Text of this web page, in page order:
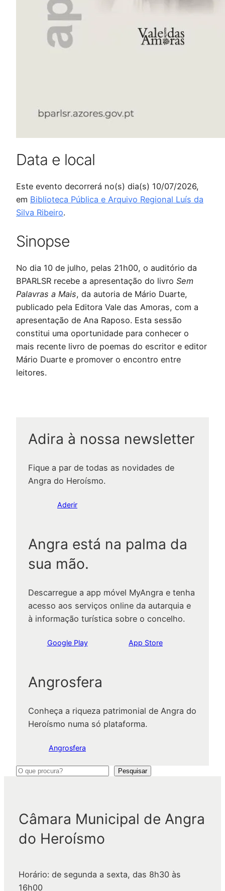
Data e local
Este evento decorrerá no(s) dia(s) 10/07/2026,
em Biblioteca Pública e Arquivo Regional Luís da
Silva Ribeiro.
Sinopse
No dia 10 de julho, pelas 21h00, o auditório da
BPARLSR recebe a apresentação do livro Sem
Palavras a Mais, da autoria de Mário Duarte,
publicado pela Editora Vale das Amoras, com a
apresentação de Ana Raposo. Esta sessão
constitui uma oportunidade para conhecer o
mais recente livro de poemas do escritor e editor
Mário Duarte e promover o encontro entre
leitores.
Adira à nossa newsletter
Fique a par de todas as novidades de
Angra do Heroísmo.
Aderir
Angra está na palma da
sua mão.
Descarregue a app móvel MyAngra e tenha
acesso aos serviços online da autarquia e
à informação turística sobre o concelho.
Google Play App Store
Angrosfera
Conheça a riqueza patrimonial de Angra do
Heroísmo numa só plataforma.
Angrosfera
P
u
Pesquisar
Câmara Municipal de Angra
do Heroísmo
Horário: de segunda a sexta, das 8h30 às
16h00